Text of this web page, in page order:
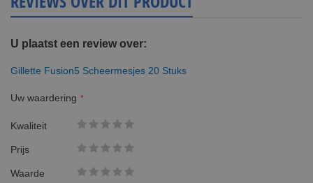
U plaatst een review over:
Gillette Fusion5 Scheermesjes 20 Stuks
Uw waardering
Kwaliteit
star
stars
stars
stars
stars
Prijs
star
stars
stars
stars
stars
Waarde